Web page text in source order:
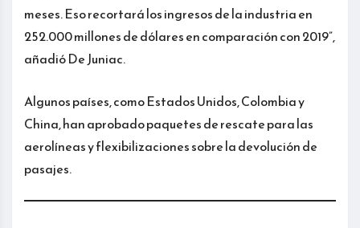
meses. Eso recortará los ingresos de la industria en
252.000 millones de dólares en comparación con 2019”,
añadió De Juniac.
Algunos países, como Estados Unidos, Colombia y
China, han aprobado paquetes de rescate para las
aerolíneas y flexibilizaciones sobre la devolución de
pasajes.